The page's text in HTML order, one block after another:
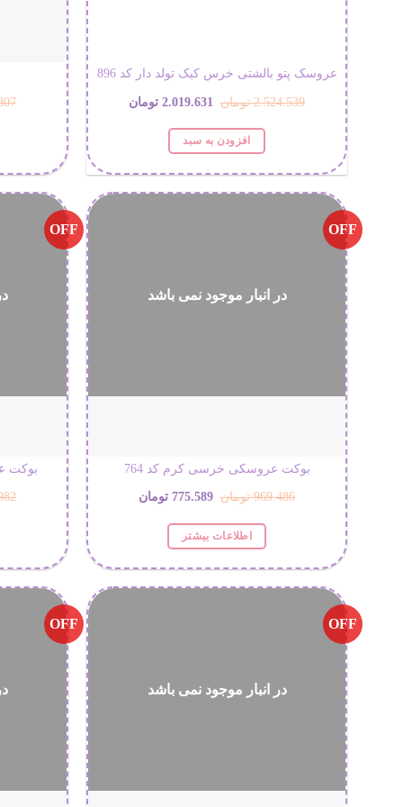
عروسک پتو بالشتی خرس کیک تولد دار کد 896
2.524.539 تومان قیمت
اصلی:
بود.
2.019.631 تومان
2.019.631 تومان.
افزودن به سبد
OFF
در انبار موجود نمی باشد
بوکت عروسکی خرسی کرم کد 764
969.486 تومان قیمت
اصلی:
بود.
775.589 تومان
775.589 تومان.
اطلاعات بیشتر
OFF
بوکت
OFF
در انبار موجود نمی باشد
OFF